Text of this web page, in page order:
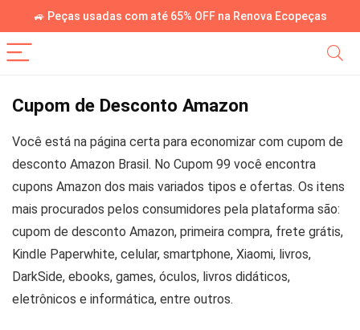
🚙 Peças usadas com até 65% OFF na Renova Ecopeças
Cupom de Desconto Amazon
Você está na página certa para economizar com cupom de
desconto Amazon Brasil. No Cupom 99 você encontra
cupons Amazon dos mais variados tipos e ofertas. Os itens
mais procurados pelos consumidores pela plataforma são:
cupom de desconto Amazon, primeira compra, frete grátis,
Kindle Paperwhite, celular, smartphone, Xiaomi, livros,
DarkSide, ebooks, games, óculos, livros didáticos,
eletrônicos e informática, entre outros.